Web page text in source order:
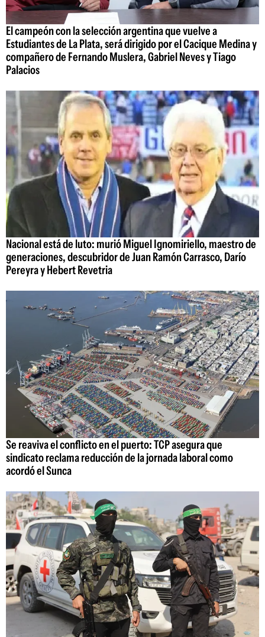
El campeón con la selección argentina que vuelve a
Estudiantes de La Plata, será dirigido por el Cacique Medina y
compañero de Fernando Muslera, Gabriel Neves y Tiago
Palacios
Nacional está de luto: murió Miguel Ignomiriello, maestro de
generaciones, descubridor de Juan Ramón Carrasco, Darío
Pereyra y Hebert Revetria
Se reaviva el conflicto en el puerto: TCP asegura que
sindicato reclama reducción de la jornada laboral como
acordó el Sunca